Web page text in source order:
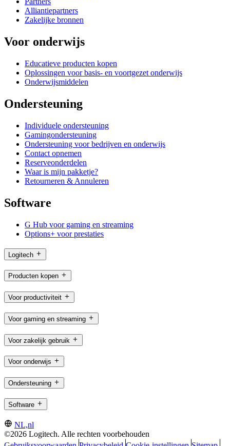
Alliantiepartners
Zakelijke bronnen
Voor onderwijs
Educatieve producten kopen
Oplossingen voor basis- en voortgezet onderwijs
Onderwijsmiddelen
Ondersteuning
Individuele ondersteuning
Gamingondersteuning
Ondersteuning voor bedrijven en onderwijs
Contact opnemen
Reserveonderdelen
Waar is mijn pakketje?
Retourneren & Annuleren
Software
G Hub voor gaming en streaming
Options+ voor prestaties
Logitech
Producten kopen
Voor productiviteit
Voor gaming en streaming
Voor zakelijk gebruik
Voor onderwijs
Ondersteuning
Software
NL,nl
©2026 Logitech. Alle rechten voorbehouden